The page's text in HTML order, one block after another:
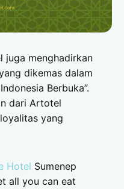
juga menghadirkan
dikemas dalam
Berbuka”.
dari Artotel
yang
Hotel Sumenep
all you can eat